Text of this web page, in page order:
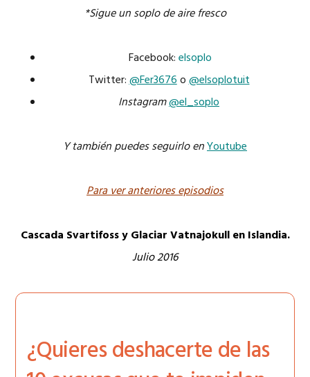
*Sigue un soplo de aire fresco
Facebook:elsoplo
Twitter:@Fer3676o@elsoplotuit
Instagram@el_soplo
Y también puedes seguirlo enYoutube
Para ver anteriores episodios
Cascada Svartifoss y Glaciar Vatnajokull en Islandia.
Julio 2016
¿Quieres deshacerte de las